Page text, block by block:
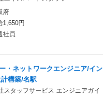
府
1,650円
社員
・ネットワークエンジニア/イン
構築/名駅
スタッフサービス エンジニアガイ